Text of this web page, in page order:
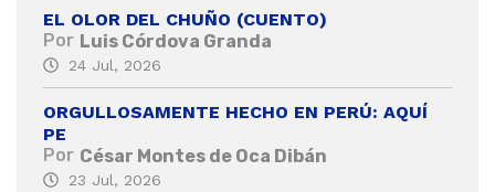
EL OLOR DEL CHUÑO (CUENTO)
Por Luis Córdova Granda
24 Jul, 2026
ORGULLOSAMENTE HECHO EN PERÚ: AQUÍ
PE
Por César Montes de Oca Dibán
23 Jul, 2026